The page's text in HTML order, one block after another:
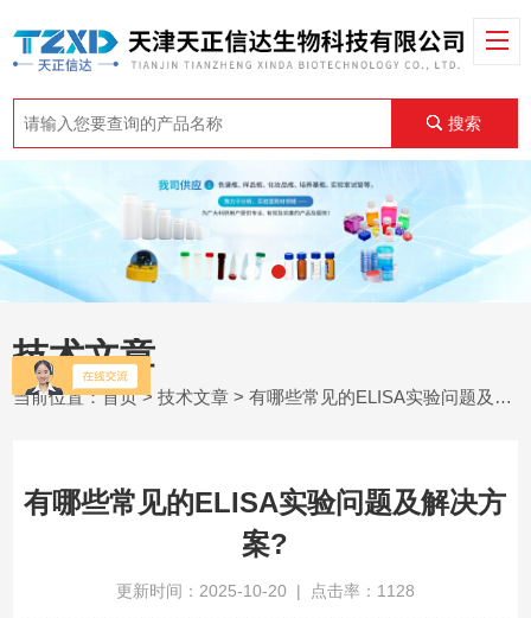
搜索
技术文章
当前位置：首页>技术文章 > 有哪些常见的ELISA实验问题及解决方案?
有哪些常见的ELISA实验问题及解决方
案?
更新时间：2025-10-20 | 点击率：1128